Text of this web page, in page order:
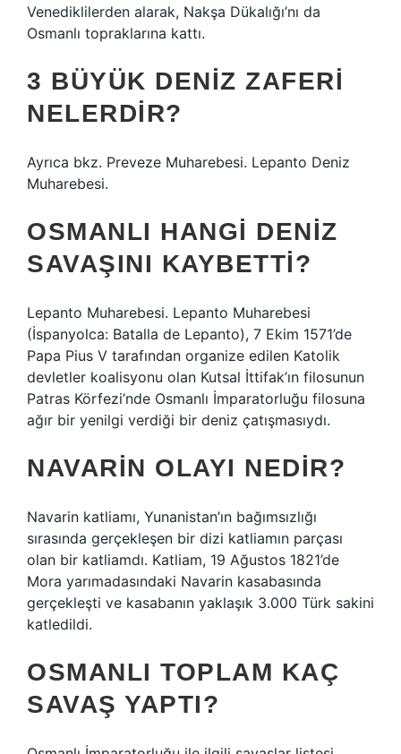
Venediklilerden alarak, Nakşa Dükalığı’nı da
Osmanlı topraklarına kattı.
3 BÜYÜK DENIZ ZAFERI
NELERDIR?
Ayrıca bkz. Preveze Muharebesi. Lepanto Deniz
Muharebesi.
OSMANLI HANGI DENIZ
SAVAŞINI KAYBETTI?
Lepanto Muharebesi. Lepanto Muharebesi
(İspanyolca: Batalla de Lepanto), 7 Ekim 1571’de
Papa Pius V tarafından organize edilen Katolik
devletler koalisyonu olan Kutsal İttifak’ın filosunun
Patras Körfezi’nde Osmanlı İmparatorluğu filosuna
ağır bir yenilgi verdiği bir deniz çatışmasıydı.
NAVARIN OLAYI NEDIR?
Navarin katliamı, Yunanistan’ın bağımsızlığı
sırasında gerçekleşen bir dizi katliamın parçası
olan bir katliamdı. Katliam, 19 Ağustos 1821’de
Mora yarımadasındaki Navarin kasabasında
gerçekleşti ve kasabanın yaklaşık 3.000 Türk sakini
katledildi.
OSMANLI TOPLAM KAÇ
SAVAŞ YAPTI?